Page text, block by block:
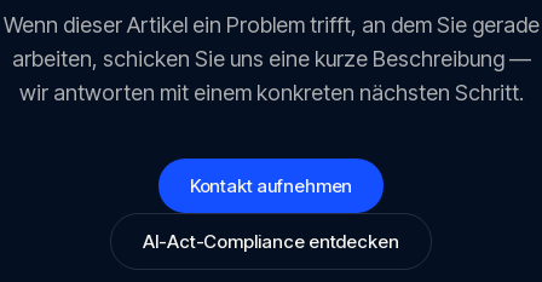
Wenn dieser Artikel ein Problem trifft, an dem Sie gerade
arbeiten, schicken Sie uns eine kurze Beschreibung —
wir antworten mit einem konkreten nächsten Schritt.
Kontakt aufnehmen
AI-Act-Compliance entdecken